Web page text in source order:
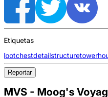
Etiquetas
lootchestdetailstructuretower
Reportar
MVS - Moog's